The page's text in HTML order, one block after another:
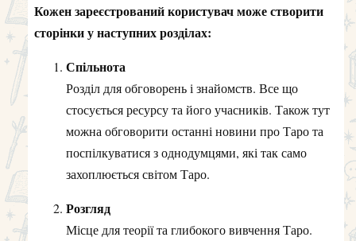
Кожен зареєстрований користувач може створити
сторінки у наступних розділах:
Спільнота
Розділ для обговорень і знайомств. Все що
стосується ресурсу та його учасників. Також тут
можна обговорити останні новини про Таро та
поспілкуватися з однодумцями, які так само
захоплюється світом Таро.
Розгляд
Місце для теорії та глибокого вивчення Таро.